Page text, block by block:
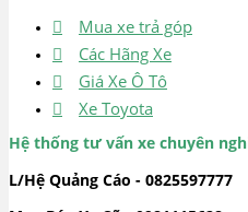
Mua xe trả góp
Các Hãng Xe
Giá Xe Ô Tô
Xe Toyota
Hệ thống tư vấn xe chuyên
L/Hệ Quảng Cáo - 0825597777